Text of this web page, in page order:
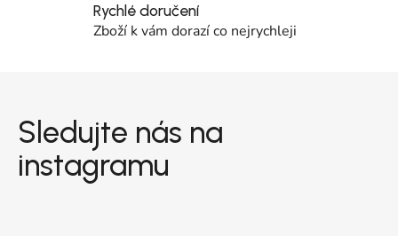
Rychlé doručení
Zboží k vám dorazí co nejrychleji
Sledujte nás na
instagramu